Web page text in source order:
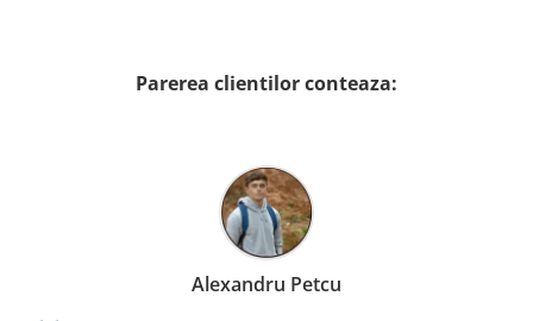
Parerea clientilor conteaza:
Alexandru Petcu